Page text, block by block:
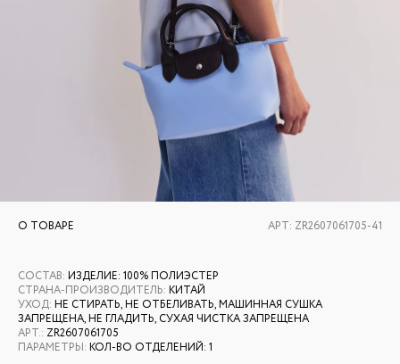
О ТОВАРЕ АРТ: ZR2607061705-41
СОСТАВ: ИЗДЕЛИЕ: 100% ПОЛИЭСТЕР
СТРАНА-ПРОИЗВОДИТЕЛЬ: КИТАЙ
УХОД: НЕ СТИРАТЬ, НЕ ОТБЕЛИВАТЬ, МАШИННАЯ СУШКА
ЗАПРЕЩЕНА, НЕ ГЛАДИТЬ, СУХАЯ ЧИСТКА ЗАПРЕЩЕНА
АРТ.: ZR2607061705
ПАРАМЕТРЫ: КОЛ-ВО ОТДЕЛЕНИЙ: 1